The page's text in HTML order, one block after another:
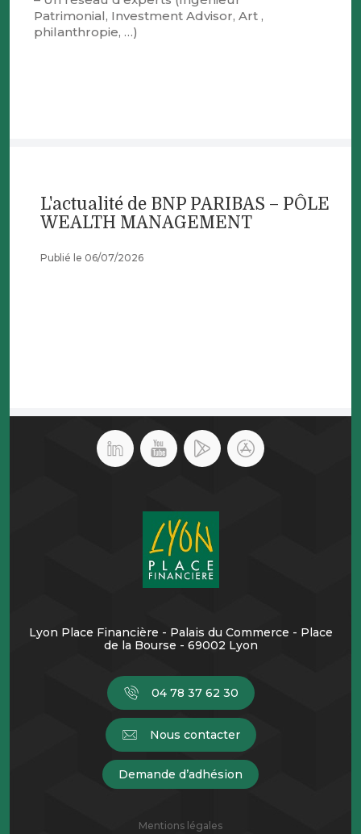
Patrimonial, Investment Advisor, Art ,
philanthropie, …)
L'actualité de BNP PARIBAS – PÔLE
WEALTH MANAGEMENT
Publié le 06/07/2026
Lyon Place Financière - Palais du Commerce - Place
de la Bourse - 69002 Lyon
04 78 37 62 30
Nous contacter
Demande d’adhésion
Mentions légales